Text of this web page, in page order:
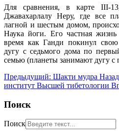
Для сравнения, в карте III-
Джавахарлалу Неру, где все
лагной и шестым домом,
Наука йоги. Его частная
время как Ганди покинул
дугу с седьмого дома по
семью (планеты занимают дугу с
Предыдущий: Шакти мудра Назад
институт Высшей тибетологии
Поиск
Поиск